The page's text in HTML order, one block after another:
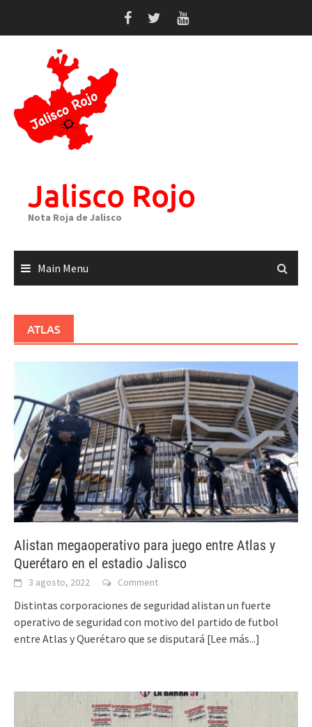
Jalisco Rojo
Nota Roja de Jalisco
Main Menu
ATLAS
Alistan megaoperativo para juego entre Atlas y
Querétaro en el estadio Jalisco
3 agosto, 2022 Comment
Distintas corporaciones de seguridad alistan un fuerte
operativo de seguridad con motivo del partido de futbol
entre Atlas y Querétaro que se disputará [Lee más...]